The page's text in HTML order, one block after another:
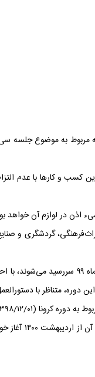
نهاوندیان معاون اقتصادی رئیس‌جمهوری در خصوص رفع برخی ابهامات مربوط به
و کارها با عدم
آسیب دیده، مرجع این امر وزارت
۳- در رابطه با نحوه امهال تسهیلات به سررسیدهای مختلف و تعیین تکلیف سود
متناظر با
۵- در مورد دوره امهال